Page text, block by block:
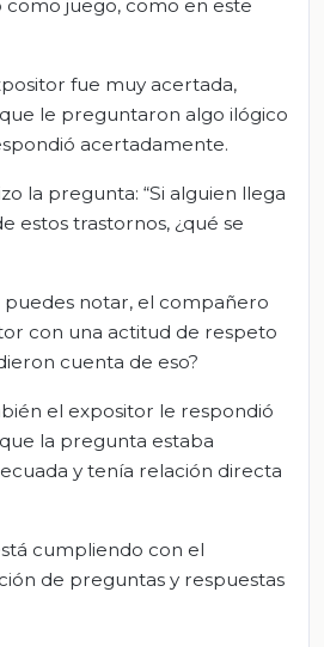
como juego, como en este
fue muy acertada,
le preguntaron algo ilógico
acertadamente.
la pregunta: “Si alguien llega
estos trastornos, ¿qué se
puedes notar, el compañero
con una actitud de respeto
cuenta de eso?
el expositor le respondió
la pregunta estaba
y tenía relación directa
cumpliendo con el
de preguntas y respuestas